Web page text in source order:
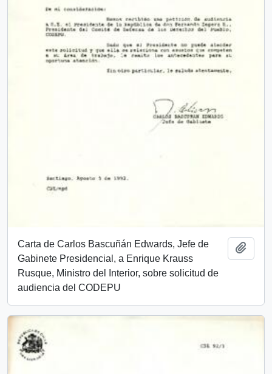
Carta de Carlos Bascuñán Edwards, Jefe de
Gabinete Presidencial, a Enrique Krauss
Rusque, Ministro del Interior, sobre solicitud de
audiencia del CODEPU